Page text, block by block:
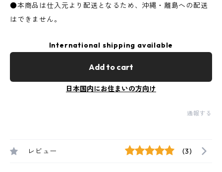
●本商品は仕入元より配送となるため、沖縄・離島への配送
はできません。
International shipping available
Add to cart
日本国内にお住まいの方向け
通報する
レビュー (3)